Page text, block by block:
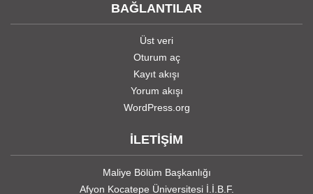
BAĞLANTILAR
Üst veri
Oturum aç
Kayıt akışı
Yorum akışı
WordPress.org
İLETİŞİM
Maliye Bölüm Başkanlığı
Afyon Kocatepe Üniversitesi İ.İ.B.F.